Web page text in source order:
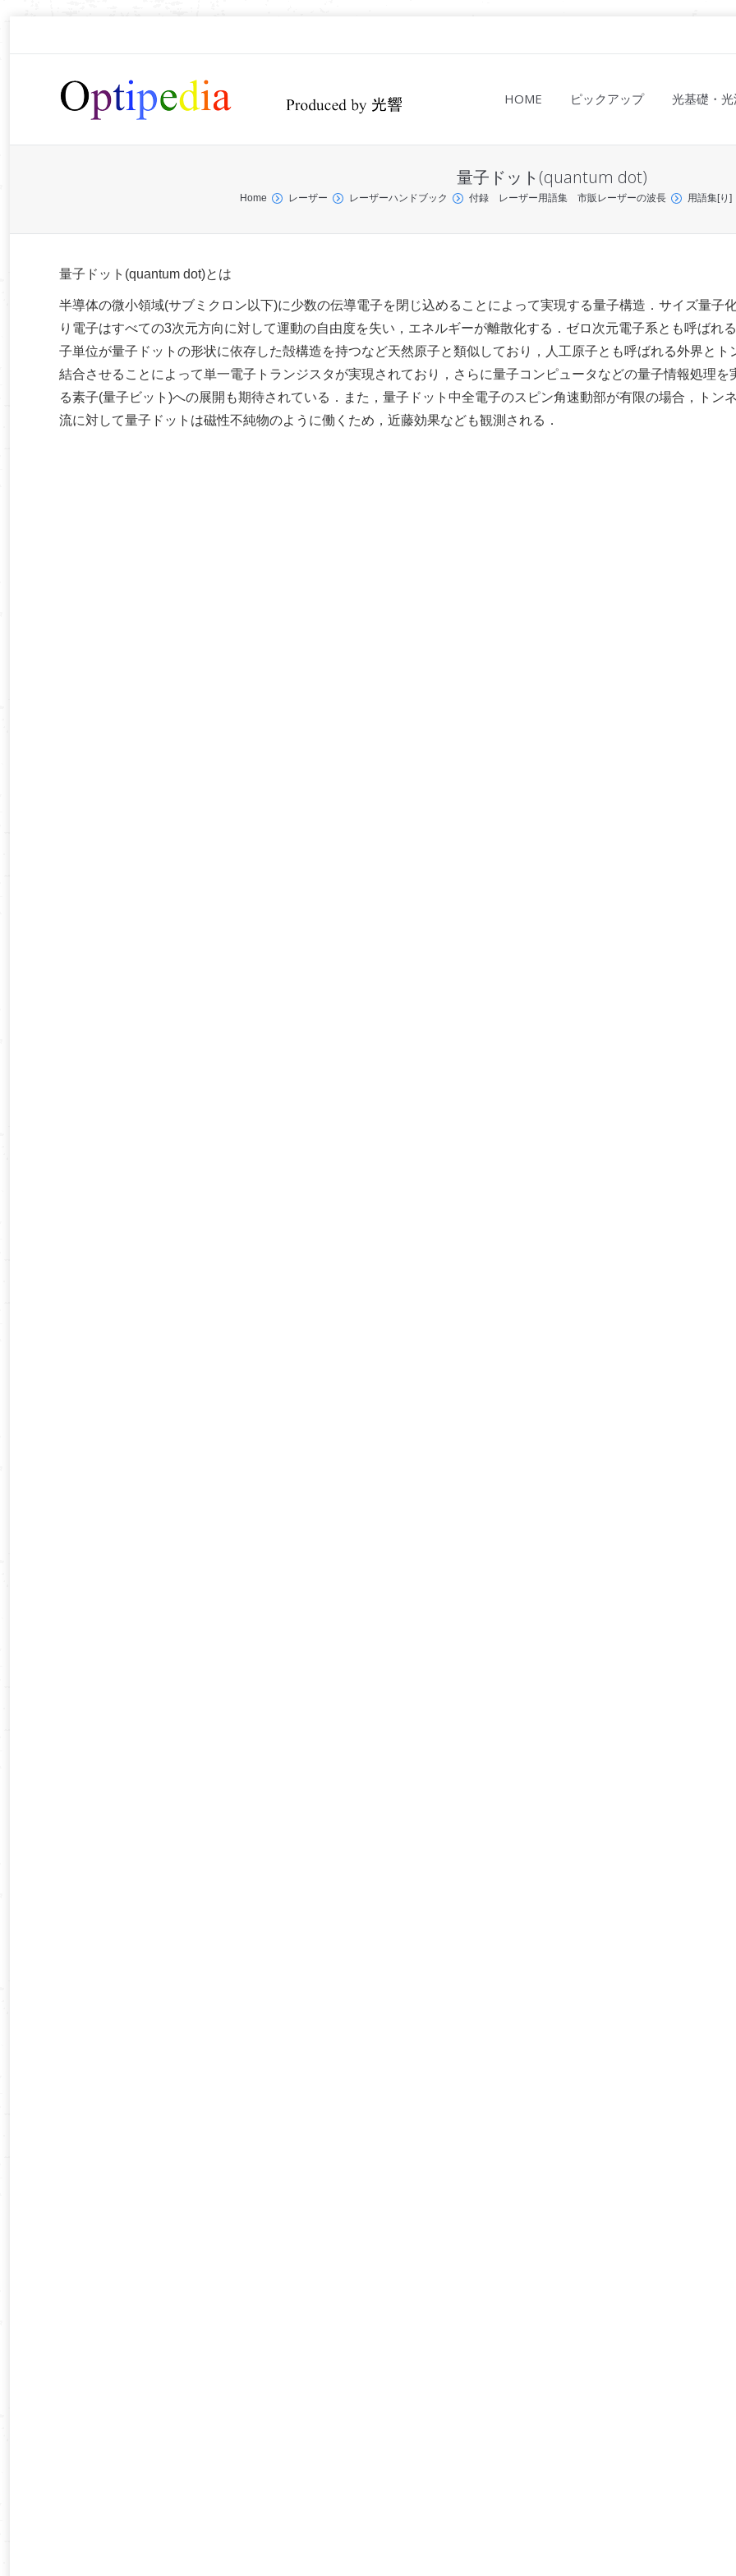
HOME ピックアップ 光基礎・
量子ドット(quantum dot)
Home レーザー レーザーハンドブック 付録 レーザー用語集 市販レーザーの波長 用語集[り]
量子ドット(quantum dot)とは
半導体の微小領域(サブミクロン以下)に少数の伝導電子を閉じ込めることによって実現する量子構造．サイズ量子
り電子はすべての3次元方向に対して運動の自由度を失い，エネルギーが離散化する．ゼロ次元電子系とも呼ばれ
子単位が量子ドットの形状に依存した殻構造を持つなど天然原子と類似しており，人工原子とも呼ばれる外界とト
結合させることによって単一電子トランジスタが実現されており，さらに量子コンピュータなどの量子情報処理を
る素子(量子ビット)への展開も期待されている．また，量子ドット中全電子のスピン角速動部が有限の場合，トン
流に対して量子ドットは磁性不純物のように働くため，近藤効果なども観測される．